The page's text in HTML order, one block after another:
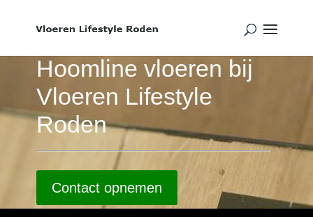
Hoomline vloeren bij
Vloeren Lifestyle
Roden
Contact opnemen